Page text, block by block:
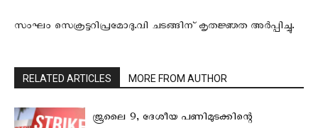
സംഘം സെക്രട്ടറിപ്രമോദു.വി ചടങ്ങിന് കൃതജ്ഞത അർപ്പിച്ചു.
RELATED ARTICLES MORE FROM AUTHOR
ജൂലൈ 9, ദേശീയ പണിമുടക്കിന്റെ